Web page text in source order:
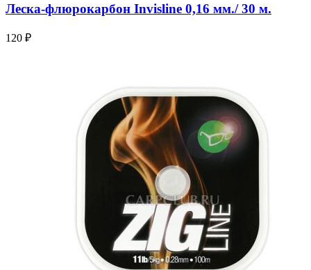
Леска-флюрокарбон Invisline 0,16 мм./ 30 м.
120 ₽